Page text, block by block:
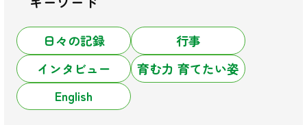
日々の記録
行事
インタビュー
育む力 育てたい姿
English